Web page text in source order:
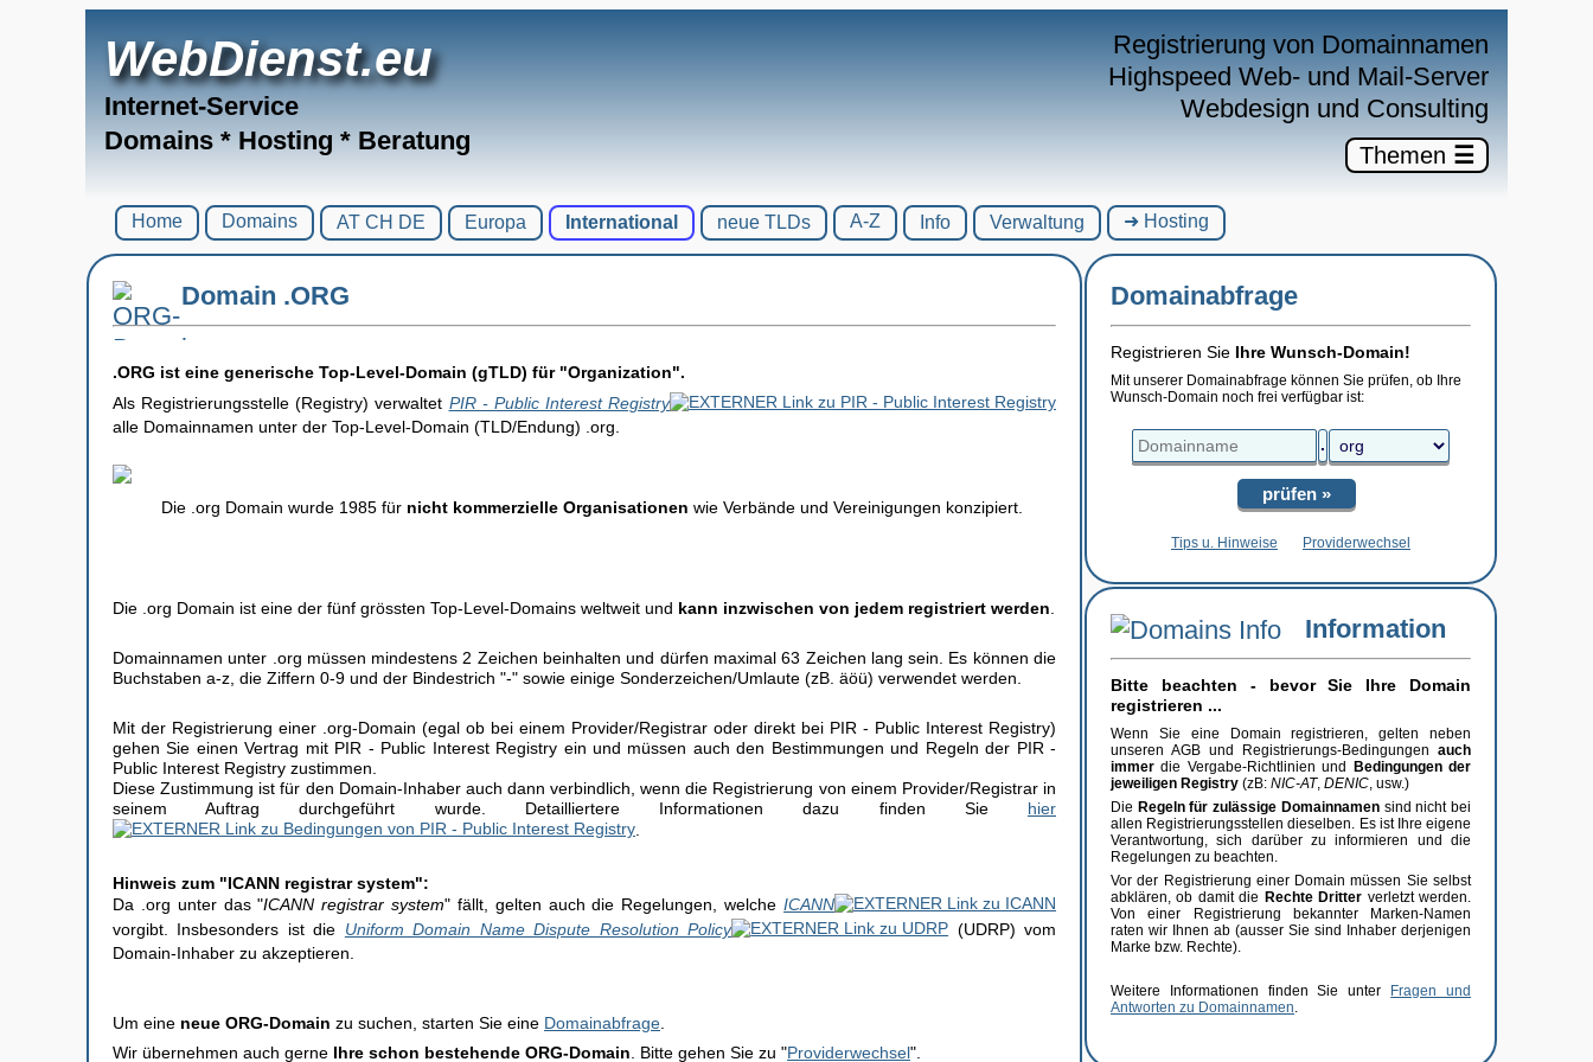
WebDienst.eu
Internet-Service
Domains * Hosting * Beratung
Registrierung von Domainnamen
Highspeed Web- und Mail-Server
Webdesign und Consulting
Themen ☰
Home Domains AT CH DE Europa International neue TLDs A-Z Info Verwaltung ➜ Hosting
Domain .ORG
.ORG ist eine generische Top-Level-Domain (gTLD) für "Organization".
Als Registrierungsstelle (Registry) verwaltet PIR - Public Interest Registry
alle Domainnamen unter der Top-Level-Domain (TLD/Endung) .org.
Die .org Domain wurde 1985 für nicht kommerzielle Organisationen wie Verbände und Vereinigungen konzipiert.
Die .org Domain ist eine der fünf grössten Top-Level-Domains weltweit und kann inzwischen von jedem registriert werden
Domainnamen unter .org müssen mindestens 2 Zeichen beinhalten und dürfen maximal 63 Zeichen lang sein. Es können die
Buchstaben a-z, die Ziffern 0-9 und der Bindestrich "-" sowie einige Sonderzeichen/Umlaute (zB. äöü) verwendet werden.
Mit der Registrierung einer .org-Domain (egal ob bei einem Provider/Registrar oder direkt bei PIR - Public Interest Registry)
gehen Sie einen Vertrag mit PIR - Public Interest Registry ein und müssen auch den Bestimmungen und Regeln der PIR -
Public Interest Registry zustimmen.
Diese Zustimmung ist für den Domain-Inhaber auch dann verbindlich, wenn die Registrierung von einem Provider/Registrar in
seinem Auftrag durchgeführt wurde. Detailliertere Informationen dazu finden Sie hier
.
Hinweis zum "ICANN registrar system":
Da .org unter das "ICANN registrar system" fällt, gelten auch die Regelungen, welcheICANN
vorgibt. Insbesonders ist die Uniform Domain Name Dispute Resolution Policy
(UDRP) vom
Domain-Inhaber zu akzeptieren.
Um eine neue ORG-Domain zu suchen, starten Sie eine Domainabfrage
Wir übernehmen auch gerne Ihre schon bestehende ORG-Domain . Bitte gehen Sie zu "Providerwechsel".
Domainabfrage
Registrieren Sie Ihre Wunsch-Domain!
Mit unserer Domainabfrage können Sie prüfen, ob Ihre
Wunsch-Domain noch frei verfügbar ist:
.
prüfen »
Tips u. Hinweise Providerwechsel
Information
Bitte beachten - bevor Sie Ihre Domain
registrieren ...
Wenn Sie eine Domain registrieren, gelten neben
unseren AGB und Registrierungs-Bedingungen auch
immer die Vergabe-Richtlinien und
Bedingungen der
jeweiligen Registry (zB: NIC-AT, DENIC, usw.)
Die Regeln für zulässige Domainnamensind nicht bei
allen Registrierungsstellen dieselben. Es ist Ihre eigene
Verantwortung, sich darüber zu informieren und die
Regelungen zu beachten.
Vor der Registrierung einer Domain müssen Sie selbst
abklären, ob damit die Rechte Dritter verletzt werden.
Von einer Registrierung bekannter Marken-Namen
raten wir Ihnen ab (ausser Sie sind Inhaber derjenigen
Marke bzw. Rechte).
Weitere Informationen finden Sie unter
Fragen und
Antworten zu Domainnamen.